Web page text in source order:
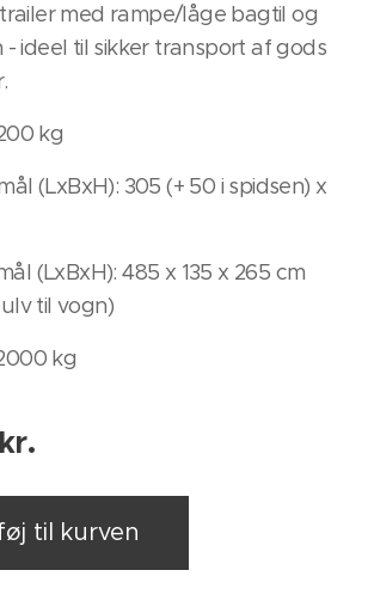
med rampe/låge bagtil og
- ideel til sikker transport af gods
kg
(LxBxH): 305 (+ 50 i spidsen) x
(LxBxH): 485 x 135 x 265 cm
til vogn)
kg
kr.
til kurven